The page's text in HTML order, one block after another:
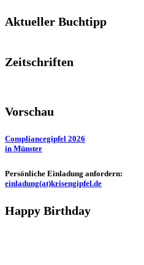
Aktueller Buchtipp
Zeitschriften
Vorschau
Compliancegipfel 2026
in Münster
Persönliche Einladung anfordern:
einladung(at)krisengipfel.de
Happy Birthday